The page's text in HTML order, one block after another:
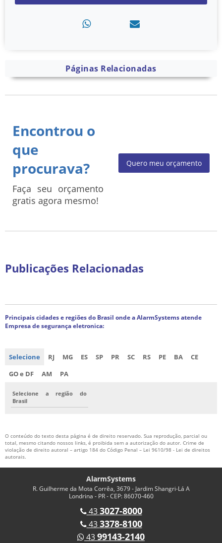
Páginas Relacionadas
Encontrou o
que
procurava?
Faça seu orçamento
gratis agora mesmo!
Quero meu orçamento
Publicações Relacionadas
Principais cidades e regiões do Brasil onde a AlarmSystems atende
Empresa de segurança eletronica:
Selecione RJ MG ES SP PR SC RS PE BA
CE
GO e DF
AM PA
Selecione a região do
Brasil
O conteúdo do texto desta página é de direito reservado. Sua reprodução, parcial ou
total, mesmo citando nossos links, é proibida sem a autorização do autor. Crime de
violação de direito autoral – artigo 184 do Código Penal – Lei 9610/98 - Lei de direitos
autorais.
AlarmSystems
R. Guilherme da Mota Corrêa, 3679 - Jardim Shangri-Lá A
Londrina - PR - CEP: 86070-460
433027-8000
433378-8100
4399143-2140